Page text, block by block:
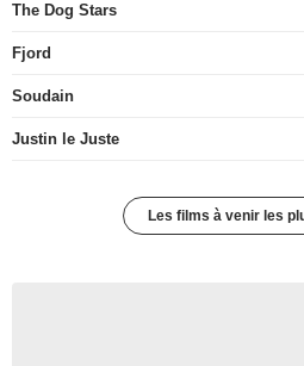
The Dog Stars
Fjord
Soudain
Justin le Juste
Les films à venir les